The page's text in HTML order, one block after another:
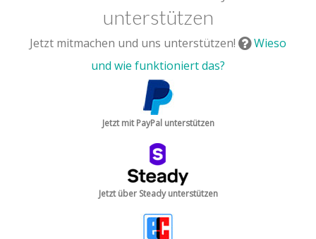
unterstützen
Jetzt mitmachen und uns unterstützen!
Wieso
und wie funktioniert das?
Jetzt mit PayPal unterstützen
Jetzt über Steady unterstützen